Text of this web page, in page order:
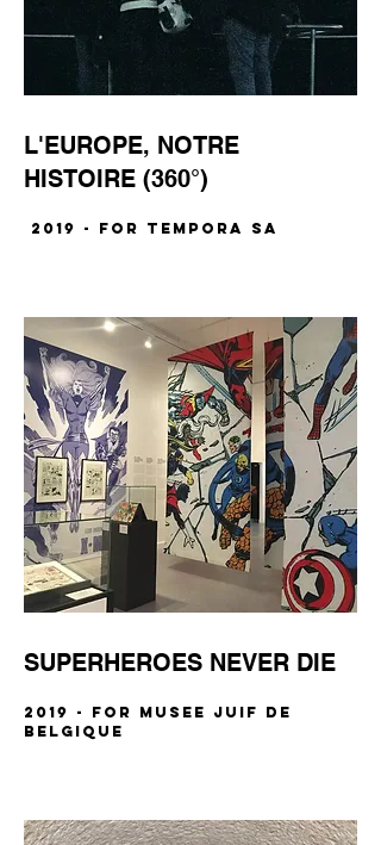
L'EUROPE, NOTRE
HISTOIRE (360°)
2019 - for TEMPORA SA
SUPERHEROES NEVER DIE
2019 - FOR MUSEE JUIF DE
BELGIQUE